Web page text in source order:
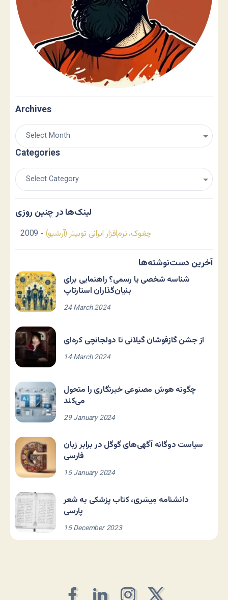
Archives
Categories
لینک‌ها در چنین روزی
چغوک، نرم‌افزار ایرانی توییتر (آرشیو) - 2009
آخرین دست‌نوشته‌ها
شناسه شخصی یا رسمی؟ راهنمایی برای
بنیان‌گذاران استارتاپ
24 March 2024
از جشن گازفوشان گیلانی تا دولجانچی کره‌ای
14 March 2024
چگونه هوش مصنوعی خبرنگاری را متحول
می‌کند
29 January 2024
سیاست دوگانه آگهی‌های گوگل در برابر زبان
فارسی
15 January 2024
دانشنامه مِیسَری، کتاب پزشکی به شعر
پارسی
15 December 2023